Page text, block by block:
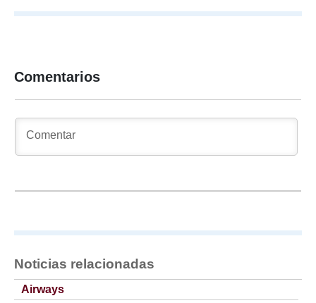
Comentarios
Noticias relacionadas
Airways